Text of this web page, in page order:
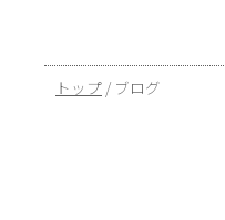
現
トップ / ブログ